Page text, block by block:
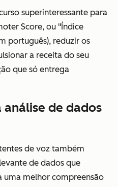
superinteressante para
Score, ou "Índice
português), reduzir os
a receita do seu
que só entrega
de dados
de voz também
de dados que
uma melhor compreensão